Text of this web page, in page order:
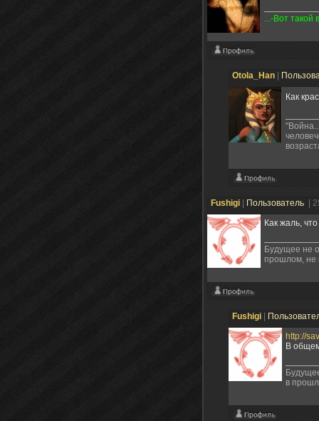
...-Вот такой
Otola_Han
Как
Fushigi Пользователь
|
Как жаль,
Будущее не
прошлом, не
Fushigi
http://
В
в